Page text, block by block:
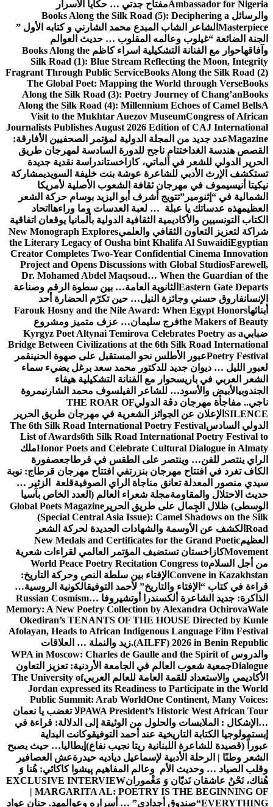
Ambassador for Nigeriaمفتاح جدتي … حكايا الأسرار
والرسائل Books Along the Silk Road (5): Deciphering a
Masterpiece الشاعر الشاب المبدع محمد الشارني و كتابه الأول ”
الجنة الضائعة “غيلوب وعالمه المقلوب … حديث العوالم
وآفاقهاحوار مع الفنانة التشكيلية اسراء كاظم Books Along the
Silk Road (1): Blue Stream Reflecting the Moon, Integrity
Fragrant Through Public ServiceBooks Along the Silk Road (2)
The Global Poet: Mapping the World through VerseBooks
Along the Silk Road (3): Poetry Journey of Chang’anBooks
Along the Silk Road (4): Millennium Echoes of Camel BellsA
Visit to the Mukhtar Auezov MuseumCongress of African
Journalists Publishes August 2026 Edition of CAJ International
Magazineعدد جديد من المجلة الدولية لمؤتمر الصحفيين الأفارقة:
القصص هندسة الغد اختتام ناجح للدورة السادسة لمهرجان طريق
الحرير الدولي للشعر في ألماتي، كازاخستاندراسة نقدية جديدة
تستكشف الإرث الأدبي للشاعرة عوشة بنت خليفة السويديمشاركة
نيكيتا أنيسيموف في مهرجان ثقافة الشعوب الأصلية لأمريكا
الشمالية في “إثنومير”تتويج أشرف أبو اليزيد بوسام حركة الشعر
العظيمهذه عدساتك يا عبلة … لعبة العدسات وما وراءها اتحاد
الكتاب التونسيين والأكاديمية الثقافية الدولية بألمانيا يوقعان اتفاقية
شراكة لتعزيز التعاون الثقافي والعلميNew Monograph Explores
the Literary Legacy of Ousha bint Khalifa Al SuwaidiEgyptian
Creator Completes Two-Year Confidential Cinema Innovation
Project and Opens Discussions with Global StudiosFarewell,
Dr. Mohamed Abdel Maqsoud… When the Guardian of the
Eastern Gate Departs الثانوية العامة… بين سطوة الرقم وصناعة
الإنسانفاروق حسني وجائزة النيل… حين تكرّم الحضارة أحد
أبنائهاFarouk Hosny and the Nile Award: When Egypt Honors
the Makers of Beautyفرج سليمان… عزف متميز ومشروع
ضبابيKyrgyz Poet Altynai Temirova Celebrates Poetry as a
Bridge Between Civilizations at the 6th Silk Road International
Poetry Festivalعبور الأطلس نحو المستقبل على صهوة الحنينقمر
لعبور الليل … ديوان جديد للدكتور محمد سعد برغل يضيء سماء
الشعر العربي في باريسحوار مع الفنانة التشكيلية هيفاء
الجندوبيالأبيض والأسود… للشاعر الفيلسوف محمد الشارنيمروة
ناجي.. مفاجأة مهرجان دڨة الدوليTHE ROAR OF
SILENCE الإعلان عن الجوائز الشعرية في مهرجان طريق الحرير
الدولي السادسThe 6th Silk Road International Poetry Festival
List of Awards6th Silk Road International Poetry Festival to
Honor Poets and Celebrate Cultural Dialogue in Almatyملك
الراي ينتصر للفن… وينتصر على الطقس في قرطاجعصفورة
الكاف تغرد في افتتاح مهرجان بنزرتفي افتتاح مهرجان قرطاج: نوبة
سيدي منصور المعدلة تعانق مناجاة الراي الصوفيةقلعة الزئير …
حديث الاحتلال والمقاومةمجلة شعراء العالم (العدد الخاص بآسيا
الوسطى) ظلال الجِمال على طريق الحرير Global Poets Magazine
(Special Central Asia Issue): Camel Shadows on the Silk
Road الكشف عن الأوسمة والشهادات الجديدة لحركة الشعر
العظيمNew Medals and Certificates for the Grand Poetic
Movementكازاخستان تستضيف المؤتمر العالمي لقراءات شعرية
من أجل السلامWorld Peace Poetry Recitation Congress to
Convene in Kazakhstan الإفتاء بين سلطة النص وحركة التاريخ:
قراءة في كتاب “الإفتاء والتاريخ” لأحمد التوفيقالكونية الروسية…
الذاكرة: جديد الشاعرة ألكسندرا أوتشيروفا Russian Cosmism…
Memory: A New Poetry Collection by Alexandra OchirovaWale
Okediran’s TENANTS OF THE HOUSE Directed by Kunle
Afolayan, Heads to African Indigenous Language Film Festival
(AILFF) 2026 in Benin Republic. زيد والنملة … العلاقات
والدروسWPA in Moscow: Charles de Gaulle and the Spirit of
Dialogueجمعية شعوب العالم في الجامعة الأردنية: تعزيز التعاون
الأكاديمي والاستعداد للقمة العامة للعالم العربيThe University of
Jordan expressed its Readiness to Participate in the World
Public Summit: Arab WorldOne Continent, Many Voices:
PAWA President’s Historic West African Tourلا تغضب يا نعمان
…الإشكال : الملابسات والحلول من الوثيقة إلى الدلالة: قراءة في
إبستمولوجيا الكتابة التاريخية عند أحمد التوفيقوكانت البداية
عبوراً (قصيدة للشاعرة اللبنانية ريتا نجيب نفاع) إيطاليا… حيث يصبح
الشعر وطنًا | الرحلة الأدبية لإسماعيل دياديه حيدرةعش العصافير
وقلب الصياد … وحديث الأم وعالم المفاهيم پیشوا کاکائي: هُنا وَ
هُناك، نَحْنُ عاشقان نَديّان وَ مَغْمورانEXCLUSIVE INTERVIEW
| MARGARITA AL: POETRY IS THE BEGINNING OF
EVERYTHING“صندوق أجدادي” … أسراره وعوالمهد. حنان عواد